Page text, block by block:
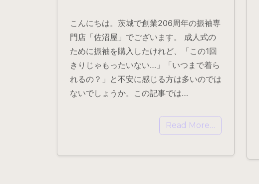
こんにちは。茨城で創業206周年の振袖専
門店「佐沼屋」でございます。 成人式の
ために振袖を購入したけれど、「この1回
きりじゃもったいない…」「いつまで着ら
れるの？」と不安に感じる方は多いのでは
ないでしょうか。この記事では…
Read More…